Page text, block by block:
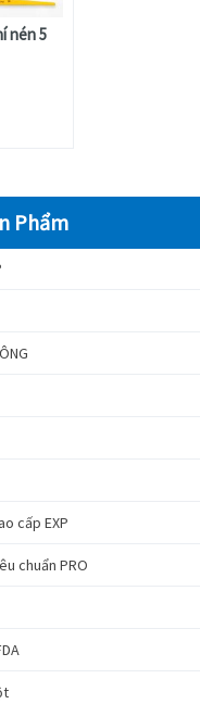
nén 5
Phẩm
cấp EXP
chuẩn PRO